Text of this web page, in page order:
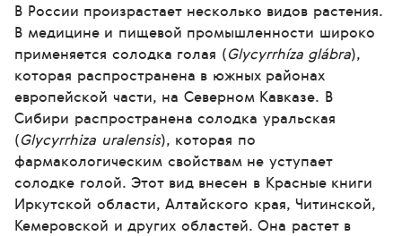
В России произрастает несколько видов растения.
В медицине и пищевой промышленности широко
применяется солодка голая (Glycyrrhíza glábra),
которая распространена в южных районах
европейской части, на Северном Кавказе. В
Сибири распространена солодка уральская
(Glycyrrhiza uralensis), которая по
фармакологическим свойствам не уступает
солодке голой. Этот вид внесен в Красные книги
Иркутской области, Алтайского края, Читинской,
Кемеровской и других областей. Она растет в